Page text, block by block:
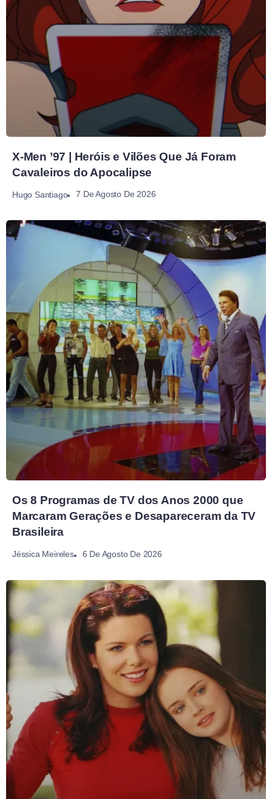
X-Men ’97 | Heróis e Vilões Que Já Foram
Cavaleiros do Apocalipse
Hugo Santiago 7 De Agosto De 2026
Os 8 Programas de TV dos Anos 2000 que
Marcaram Gerações e Desapareceram da TV
Brasileira
Jéssica Meireles 6 De Agosto De 2026